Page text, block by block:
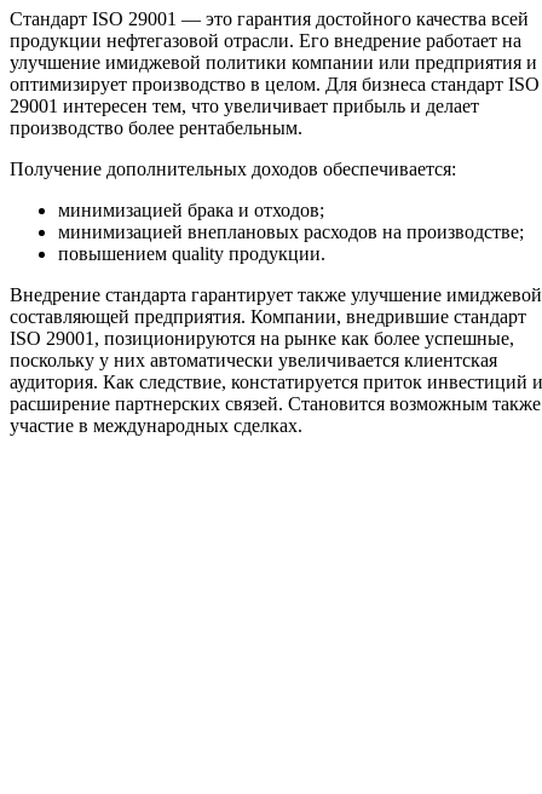
Стандарт ISO 29001 — это гарантия достойного качества всей
продукции нефтегазовой отрасли. Его внедрение работает на
улучшение имиджевой политики компании или предприятия и
оптимизирует производство в целом. Для бизнеса стандарт ISO
29001 интересен тем, что увеличивает прибыль и делает
производство более рентабельным.
Получение дополнительных доходов обеспечивается:
минимизацией брака и отходов;
минимизацией внеплановых расходов на производстве;
повышением quality продукции.
Внедрение стандарта гарантирует также улучшение имиджевой
составляющей предприятия. Компании, внедрившие стандарт
ISO 29001, позиционируются на рынке как более успешные,
поскольку у них автоматически увеличивается клиентская
аудитория. Как следствие, констатируется приток инвестиций и
расширение партнерских связей. Становится возможным также
участие в международных сделках.